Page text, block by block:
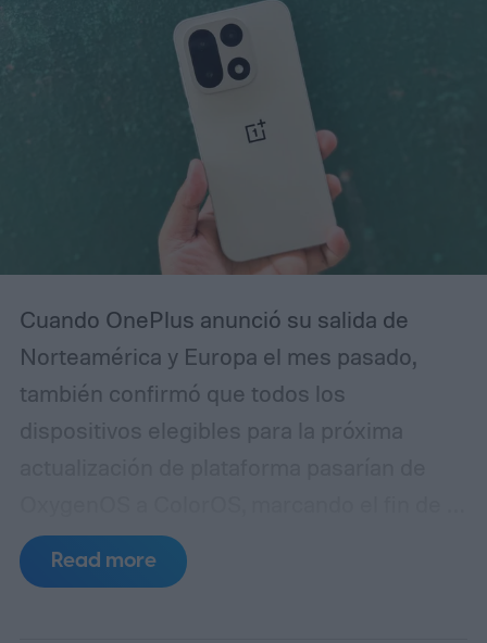
Cuando OnePlus anunció su salida de
Norteamérica y Europa el mes pasado,
también confirmó que todos los
dispositivos elegibles para la próxima
apariencia de Android que ayudó a definir
la marca OnePlus durante más de una
Read more